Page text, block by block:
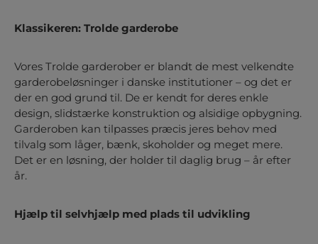
Klassikeren: Trolde garderobe
Vores Trolde garderober er blandt de mest velkendte
garderobeløsninger i danske institutioner – og det er
der en god grund til. De er kendt for deres enkle
design, slidstærke konstruktion og alsidige opbygning.
Garderoben kan tilpasses præcis jeres behov med
tilvalg som låger, bænk, skoholder og meget mere.
Det er en løsning, der holder til daglig brug – år efter
år.
Hjælp til selvhjælp med plads til udvikling